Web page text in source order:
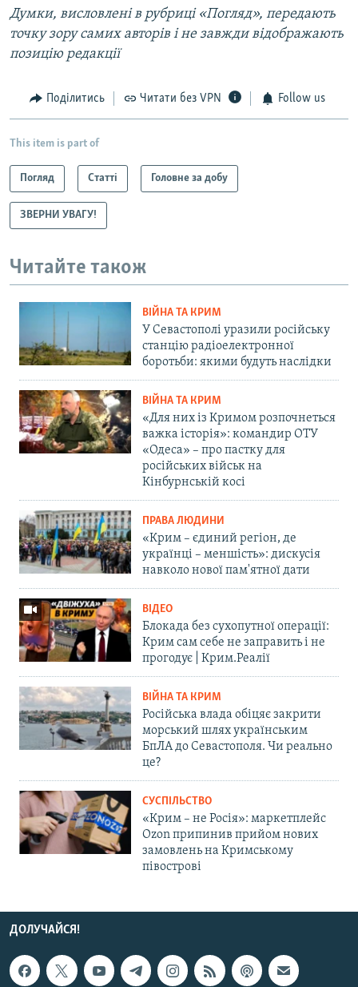
Думки, висловлені в рубриці «Погляд», передають
точку зору самих авторів і не завжди відображають
позицію редакції
Поділитись Читати без VPN Follow us
This item is part of
Погляд Статті Головне за добу
ЗВЕРНИ УВАГУ!
Читайте також
ВІЙНА ТА КРИМ
У Севастополі уразили російську
станцію радіоелектронної
боротьби: якими будуть наслідки
ВІЙНА ТА КРИМ
«Для них із Кримом розпочнеться
важка історія»: командир ОТУ
«Одеса» – про пастку для
російських військ на
Кінбурнській косі
ПРАВА ЛЮДИНИ
«Крим – єдиний регіон, де
українці – меншість»: дискусія
навколо нової пам'ятної дати
ВІДЕО
Блокада без сухопутної операції:
Крим сам себе не заправить і не
прогодує | Крим.Реалії
ВІЙНА ТА КРИМ
Російська влада обіцяє закрити
морський шлях українським
БпЛА до Севастополя. Чи реально
це?
СУСПІЛЬСТВО
«Крим – не Росія»: маркетплейс
Ozon припинив прийом нових
замовлень на Кримському
півострові
ДОЛУЧАЙСЯ!